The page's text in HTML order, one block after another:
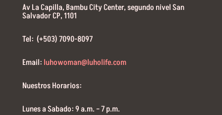
Av La Capilla, Bambu City Center, segundo nivel San
Salvador CP, 1101
Tel: (+503) 7090-8097
Email: luhowoman@luholife.com
Nuestros Horarios:
Lunes a Sabado: 9 a.m. – 7 p.m.